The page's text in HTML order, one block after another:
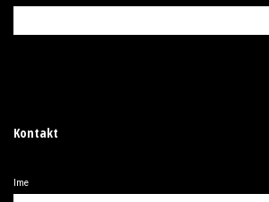
Kontakt
Ime